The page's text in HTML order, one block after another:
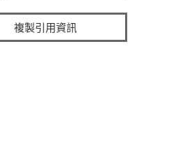
複製引用資訊